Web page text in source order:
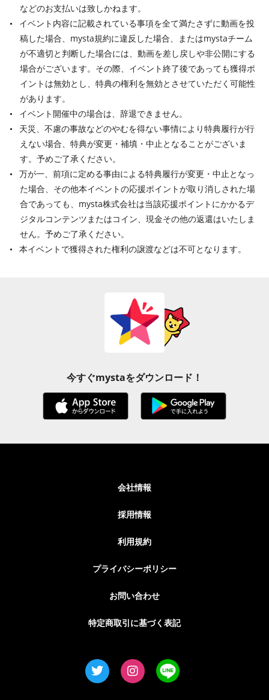
などのお支払いは致しかねます。
イベント内容に記載されている事項を全て満たさずに動画を投
稿した場合、mysta規約に違反した場合、またはmystaチーム
が不適切と判断した場合には、動画を差し戻しや非公開にする
場合がございます。その際、イベント終了後であっても獲得ポ
イントは無効とし、特典の権利を無効とさせていただく可能性
があります。
イベント開催中の場合は、辞退できません。
天災、不慮の事故などのやむを得ない事情により特典履行が行
えない場合、特典が変更・補填・中止となることがございま
す。予めご了承ください。
万が一、前項に定める事由による特典履行が変更・中止となっ
た場合、その他本イベントの応援ポイントが取り消しされた場
合であっても、mysta株式会社は当該応援ポイントにかかるデ
ジタルコンテンツまたはコイン、現金その他の返還はいたしま
せん。予めご了承ください。
本イベントで獲得された権利の譲渡などは不可となります。
今すぐmystaをダウンロード！
会社情報
採用情報
利用規約
プライバシーポリシー
お問い合わせ
特定商取引に基づく表記